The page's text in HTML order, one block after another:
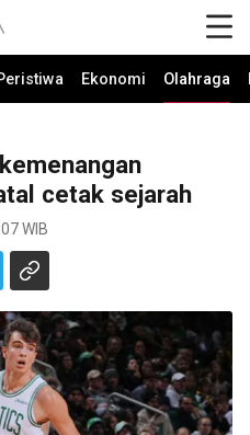
Ekonomi Olahraga
cetak sejarah
WIB